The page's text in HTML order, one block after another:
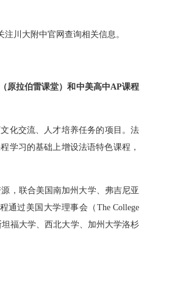
注川大附中官网查询相关信息。
原拉伯雷课堂）和中美高中AP课程
化交流、人才培养任务的项目。法
学习的基础上增设法语特色课程，
，联合美国南加州大学、弗吉尼亚
通过美国大学理事会（ The College
福大学、西北大学、加州大学洛杉